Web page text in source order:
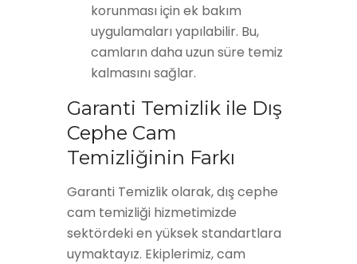
korunması için ek bakım
uygulamaları yapılabilir. Bu,
camların daha uzun süre temiz
kalmasını sağlar.
Garanti Temizlik ile Dış
Cephe Cam
Temizliğinin Farkı
Garanti Temizlik olarak, dış cephe
cam temizliği hizmetimizde
sektördeki en yüksek standartlara
uymaktayız. Ekiplerimiz, cam